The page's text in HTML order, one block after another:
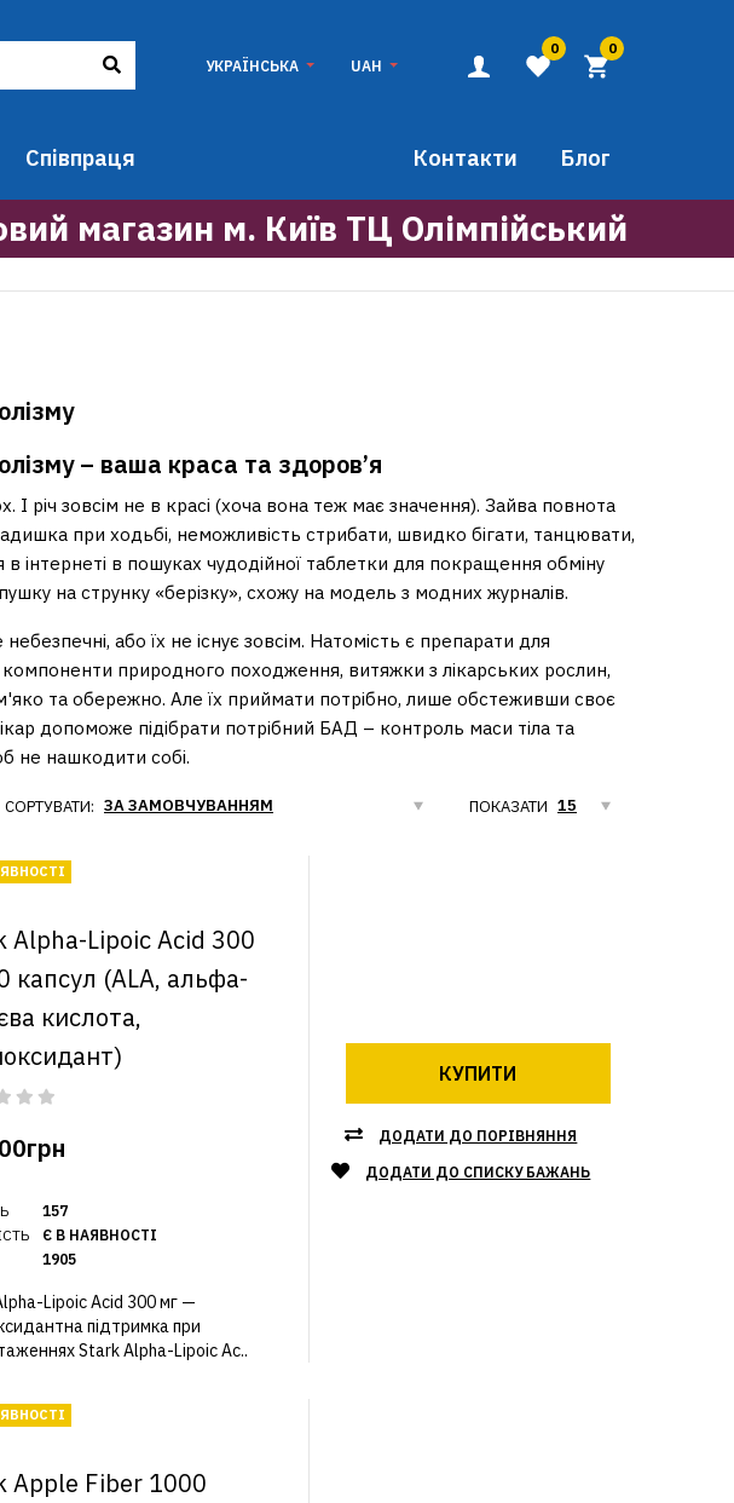
УКРАЇНСЬКА UAH
0 0
Співпраця Блог
Контакти
магазин м. Київ ТЦ Олімпійський
– ваша краса та здоров’я
річ зовсім не в красі (хоча вона теж має значення). Зайва повнота
при ходьбі, неможливість стрибати, швидко бігати, танцювати,
інтернеті в пошуках чудодійної таблетки для покращення обміну
на струнку «берізку», схожу на модель з модних журналів.
або їх не існує зовсім. Натомість є препарати для
природного походження, витяжки з лікарських рослин,
та обережно. Але їх приймати потрібно, лише обстеживши своє
допоможе підібрати потрібний БАД – контроль маси тіла та
не нашкодити собі.
СОРТУВАТИ: ПОКАЗАТИ
Alpha-Lipoic Acid 300
капсул (ALA, альфа-
кислота,
157
Є В НАЯВНОСТІ
1905
Lipoic Acid 300 мг —
підтримка при
Stark Alpha-Lipoic Ac..
КУПИТИ
ДОДАТИ ДО ПОРІВНЯННЯ
ДОДАТИ ДО СПИСКУ БАЖАНЬ
Apple Fiber 1000